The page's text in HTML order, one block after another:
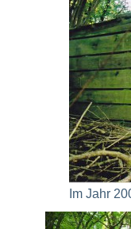
Im Jahr